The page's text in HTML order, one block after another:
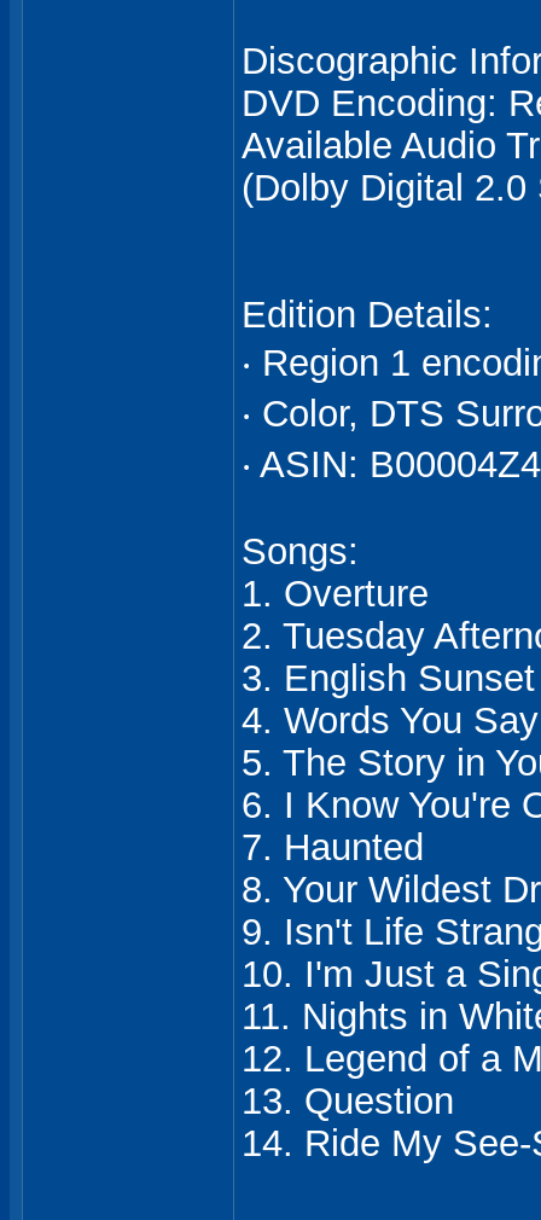
Discographic
DVD Encoding:
Available Audio
(Dolby Digital 2.0
Edition Details:
‧ Region 1
‧ Color, DTS
‧ ASIN:
Songs:
1. Overture
2. Tuesday
3. English Sunset
4. Words You Say
5. The Story in
6. I Know You're
7. Haunted
8. Your Wildest
9. Isn't Life
10. I'm Just a
11. Nights in
12. Legend of a
13. Question
14. Ride My See-